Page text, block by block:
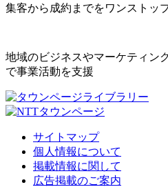
集客から成約までをワンストッ
地域のビジネスやマーケティン
で事業活動を支援
サイトマップ
個人情報について
掲載情報に関して
広告掲載のご案内